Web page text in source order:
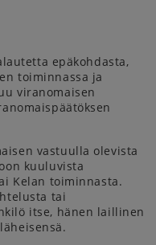
epäkohdasta,
toiminnassa ja
viranomaisen
vastuulla olevista
kuuluvista
Kelan toiminnasta.
tai
itse, hänen laillinen